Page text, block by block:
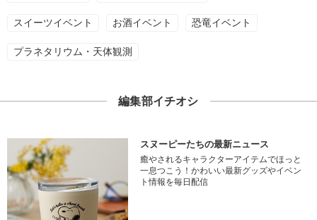
スイーツイベント お酒イベント 恐竜イベント
プラネタリウム・天体観測
編集部イチオシ
スヌーピーたちの最新ニュース
癒やされるキャラクターアイテムでほっと
一息つこう！かわいい最新グッズやイベン
ト情報を毎日配信